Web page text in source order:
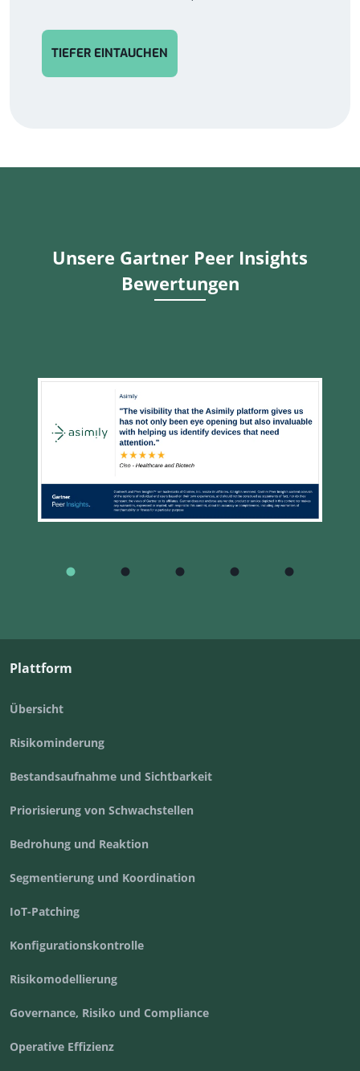
TIEFER EINTAUCHEN
Unsere Gartner Peer Insights
Bewertungen
Plattform
Übersicht
Risikominderung
Bestandsaufnahme und Sichtbarkeit
Priorisierung von Schwachstellen
Bedrohung und Reaktion
Segmentierung und Koordination
IoT-Patching
Konfigurationskontrolle
Risikomodellierung
Governance, Risiko und Compliance
Operative Effizienz